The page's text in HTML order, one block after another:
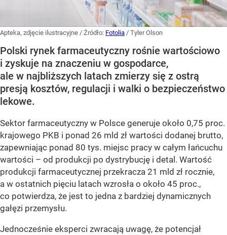
Apteka, zdjęcie ilustracyjne / Źródło: Fotolia / Tyler Olson
Polski rynek farmaceutyczny rośnie wartościowo
i zyskuje na znaczeniu w gospodarce,
ale w najbliższych latach zmierzy się z ostrą
presją kosztów, regulacji i walki o bezpieczeństwo
lekowe.
Sektor farmaceutyczny w Polsce generuje około 0,75 proc.
krajowego PKB i ponad 26 mld zł wartości dodanej brutto,
zapewniając ponad 80 tys. miejsc pracy w całym łańcuchu
wartości – od produkcji po dystrybucję i detal. Wartość
produkcji farmaceutycznej przekracza 21 mld zł rocznie,
a w ostatnich pięciu latach wzrosła o około 45 proc.,
co potwierdza, że jest to jedna z bardziej dynamicznych
gałęzi przemysłu.
Jednocześnie eksperci zwracają uwagę, że potencjał